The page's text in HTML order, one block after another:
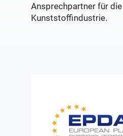
Ansprechpartner für die
Kunststoffindustrie.